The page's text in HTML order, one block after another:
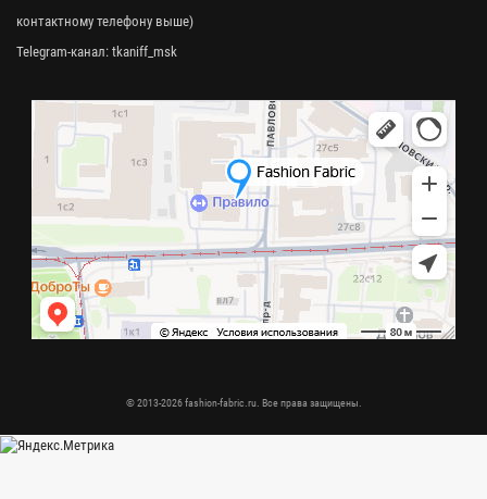
контактному телефону выше)
Telegram-канал: tkaniff_msk
© 2013-2026 fashion-fabric.ru. Все права защищены.